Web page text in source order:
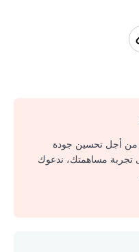
من أجل تحسين جودة
تجربة مساهمتك، ندعوك